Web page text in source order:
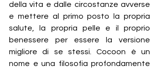
della vita e dalle circostanze avverse
e mettere al primo posto la propria
salute, la propria pelle e il proprio
benessere per essere la versione
migliore di se stessi. Cocoon è un
nome e una filosofia profondamente